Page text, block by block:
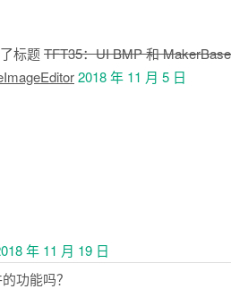
标题TFT35：UI BMP 和
2018 年 11 月 5 日
年 11 月 19 日
功能吗？